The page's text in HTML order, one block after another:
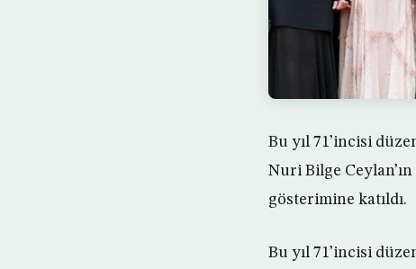
Bu yıl 71’incisi
Nuri Bilge
gösterimine katıldı.
Bu yıl 71’incisi